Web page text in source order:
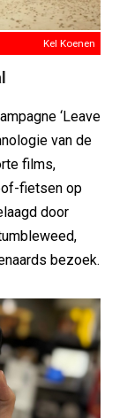
Kel Koenen
‘Leave
van de
films,
fietsen op
door
bezoek.